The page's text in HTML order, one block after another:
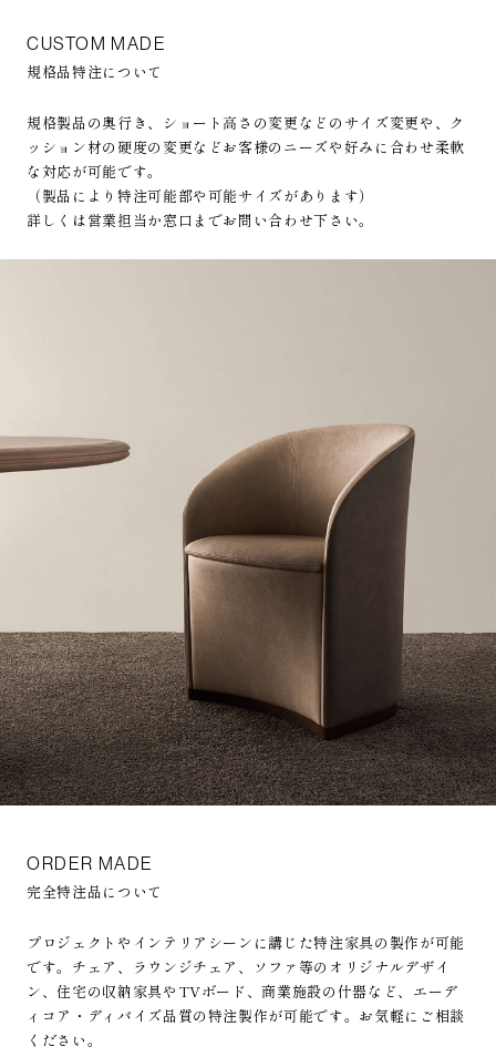
CUSTOM MADE
規格品特注について
規格製品の奥行き、ショート高さの変更などのサイズ変更や、ク
ッション材の硬度の変更などお客様のニーズや好みに合わせ柔軟
な対応が可能です。
（製品により特注可能部や可能サイズがあります）
詳しくは営業担当か窓口までお問い合わせ下さい。
ORDER MADE
完全特注品について
プロジェクトやインテリアシーンに講じた特注家具の製作が可能
です。チェア、ラウンジチェア、ソファ等のオリジナルデザイ
ン、住宅の収納家具やTVボード、商業施設の什器など、エーデ
ィコア・ディバイズ品質の特注製作が可能です。お気軽にご相談
ください。